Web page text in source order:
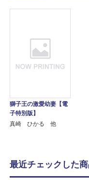
獅子王の激愛幼妻【電
子特別版】
真崎 ひかる 他
最近チェックした